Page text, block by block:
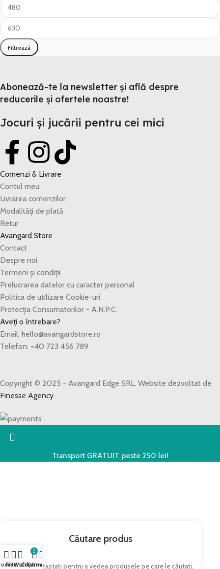
Filtrează
Abonează-te la newsletter și află despre
reducerile și ofertele noastre!
Jocuri și jucării pentru cei mici
Comenzi & Livrare
Contul meu
Livrarea comenzilor
Modalități de plată
Retur
Avangard Store
Contact
Despre noi
Termeni și condiții
Prelucrarea datelor cu caracter personal
Politica de utilizare Cookie-uri
Protecția Consumatorilor - A.N.P.C.
Aveți o întrebare?
Email: hello@avangardstore.ro
Telefon: +40 723 456 789
Copyright © 2025 - Avangard Edge SRL. Website dezvoltat de
Finesse Agency.
Transport GRATUIT peste 250 lei!
Începeți să tastați pentru a vedea produsele pe care le căutați.
FiltersWishlist
0
Coșul meu
Contul meu